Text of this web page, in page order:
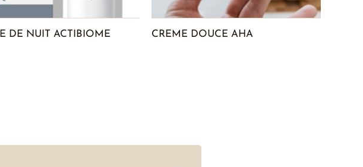
DE NUIT ACTIBIOME CREME DOUCE AHA